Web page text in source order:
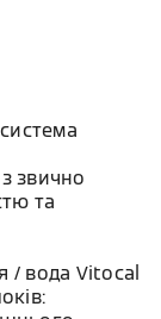
звично
та
/ вода Vitocal